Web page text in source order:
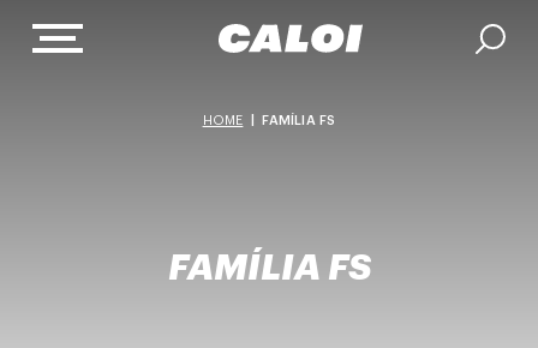
HOME FAMÍLIA FS
FAMÍLIA FS